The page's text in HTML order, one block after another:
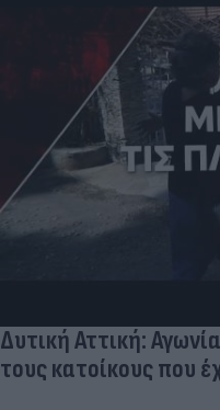
Δυτική Αττική:
τους κατοίκους που